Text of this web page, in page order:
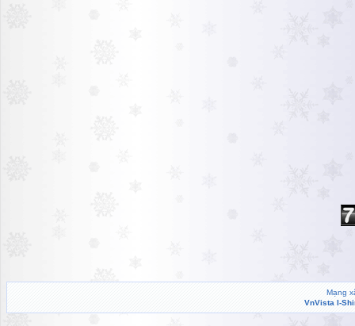
Mạng
VnVista I-